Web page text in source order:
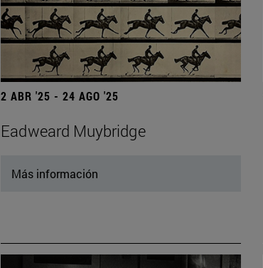
2 ABR '25 - 24 AGO '25
Eadweard Muybridge
Más información